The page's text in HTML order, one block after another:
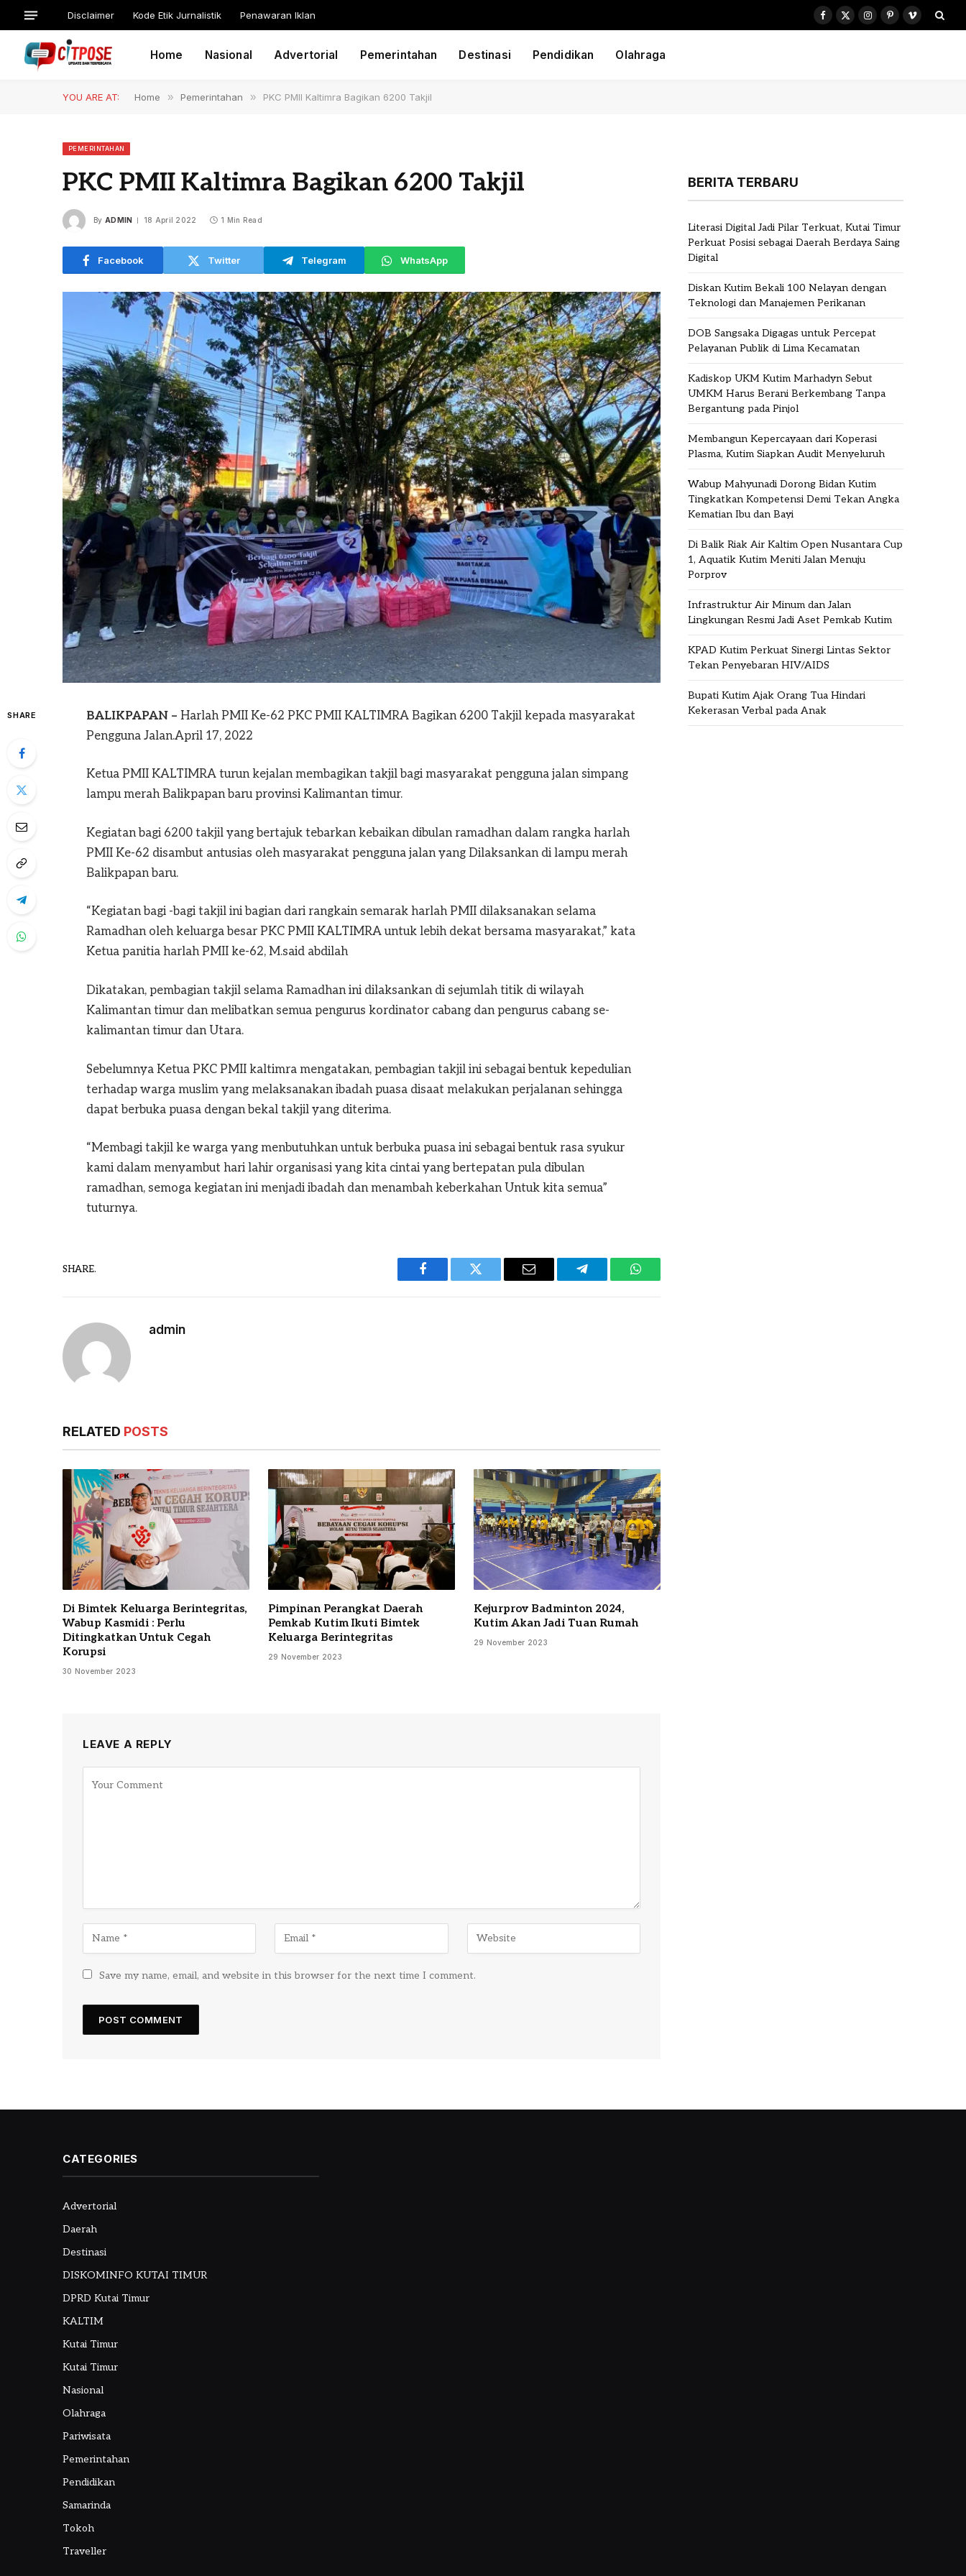
Disclaimer Kode Etik Jurnalistik Penawaran Iklan
Facebook
X
Instagram
PinterestVimeo
Home Nasional Advertorial Pemerintahan Destinasi Pendidikan Olahraga
YOU ARE AT: Home » Pemerintahan » PKC PMII Kaltimra Bagikan 6200 Takjil
PEMERINTAHAN
PKC PMII Kaltimra Bagikan 6200 Takjil
By ADMIN 18 April 2022 1 Min Read
Facebook Twitter Telegram WhatsApp
SHARE BALIKPAPAN – Harlah PMII Ke-62 PKC PMII KALTIMRA Bagikan 6200 Takjil kepada masyarakat
Pengguna Jalan.April 17, 2022
Ketua PMII KALTIMRA turun kejalan membagikan takjil bagi masyarakat pengguna jalan simpang
lampu merah Balikpapan baru provinsi Kalimantan timur.
Kegiatan bagi 6200 takjil yang bertajuk tebarkan kebaikan dibulan ramadhan dalam rangka harlah
PMII Ke-62 disambut antusias oleh masyarakat pengguna jalan yang Dilaksankan di lampu merah
Balikpapan baru.
“Kegiatan bagi -bagi takjil ini bagian dari rangkain semarak harlah PMII dilaksanakan selama
Ramadhan oleh keluarga besar PKC PMII KALTIMRA untuk lebih dekat bersama masyarakat,” kata
Ketua panitia harlah PMII ke-62, M.said abdilah
Dikatakan, pembagian takjil selama Ramadhan ini dilaksankan di sejumlah titik di wilayah
Kalimantan timur dan melibatkan semua pengurus kordinator cabang dan pengurus cabang se-
kalimantan timur dan Utara.
Sebelumnya Ketua PKC PMII kaltimra mengatakan, pembagian takjil ini sebagai bentuk kepedulian
terhadap warga muslim yang melaksanakan ibadah puasa disaat melakukan perjalanan sehingga
dapat berbuka puasa dengan bekal takjil yang diterima.
“Membagi takjil ke warga yang menbutuhkan untuk berbuka puasa ini sebagai bentuk rasa syukur
kami dalam menyambut hari lahir organisasi yang kita cintai yang bertepatan pula dibulan
ramadhan, semoga kegiatan ini menjadi ibadah dan menambah keberkahan Untuk kita semua”
tuturnya.
SHARE.
Facebook Twitter Email Telegram WhatsApp
admin
RELATED POSTS
Di Bimtek Keluarga Berintegritas,
Wabup Kasmidi : Perlu
Ditingkatkan Untuk Cegah
Korupsi
30 November 2023
Pimpinan Perangkat Daerah
Pemkab Kutim Ikuti Bimtek
Keluarga Berintegritas
29 November 2023
Kejurprov Badminton 2024,
Kutim Akan Jadi Tuan Rumah
29 November 2023
LEAVE A REPLY
Save my name, email, and website in this browser for the next time I comment.
BERITA TERBARU
Literasi Digital Jadi Pilar Terkuat, Kutai Timur
Perkuat Posisi sebagai Daerah Berdaya Saing
Digital
Diskan Kutim Bekali 100 Nelayan dengan
Teknologi dan Manajemen Perikanan
DOB Sangsaka Digagas untuk Percepat
Pelayanan Publik di Lima Kecamatan
Kadiskop UKM Kutim Marhadyn Sebut
UMKM Harus Berani Berkembang Tanpa
Bergantung pada Pinjol
Membangun Kepercayaan dari Koperasi
Plasma, Kutim Siapkan Audit Menyeluruh
Wabup Mahyunadi Dorong Bidan Kutim
Tingkatkan Kompetensi Demi Tekan Angka
Kematian Ibu dan Bayi
Di Balik Riak Air Kaltim Open Nusantara Cup
1, Aquatik Kutim Meniti Jalan Menuju
Porprov
Infrastruktur Air Minum dan Jalan
Lingkungan Resmi Jadi Aset Pemkab Kutim
KPAD Kutim Perkuat Sinergi Lintas Sektor
Tekan Penyebaran HIV/AIDS
Bupati Kutim Ajak Orang Tua Hindari
Kekerasan Verbal pada Anak
CATEGORIES
Advertorial
Daerah
Destinasi
DISKOMINFO KUTAI TIMUR
DPRD Kutai Timur
KALTIM
Kutai Timur
Kutai Timur
Nasional
Olahraga
Pariwisata
Pemerintahan
Pendidikan
Samarinda
Tokoh
Traveller